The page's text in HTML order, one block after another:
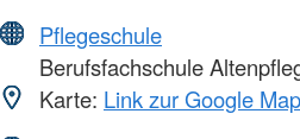
Pflegeschule
Berufsfachschule
Karte: Link zur Google